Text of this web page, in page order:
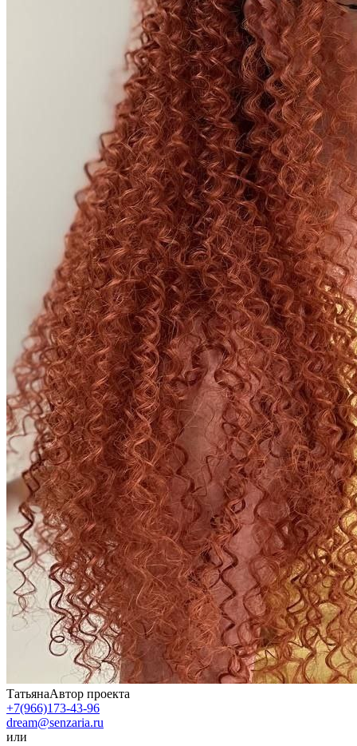
ТатьянаАвтор проекта
+7(966)173-43-96
dream@senzaria.ru
или